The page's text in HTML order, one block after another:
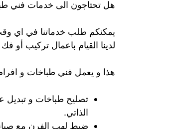
هل تحتاجون الى خدمات فني
يمكنكم طلب خدماتنا في اي
لدينا القيام باعمال تركيب أو
هذا و يعمل فني طباخات و
تصليح طباخات و تبديل
الذاتي.
ضبط لهب الفرن مع